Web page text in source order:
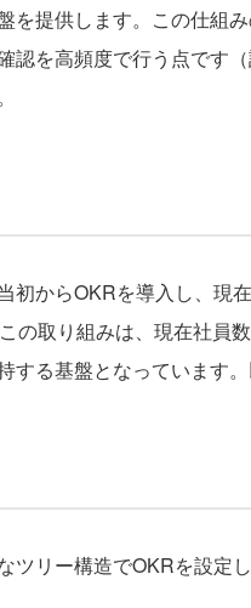
を提供します。この仕組
認を高頻度で行う点です
初からOKRを導入し、現
の取り組みは、現在社員
する基盤となっています
リー構造でOKRを設定し